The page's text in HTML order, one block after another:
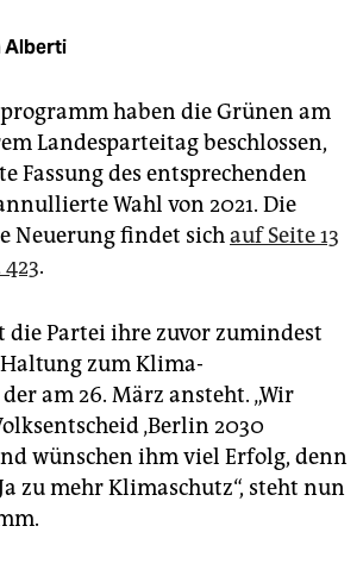
Alberti
haben die Grünen am
Landesparteitag beschlossen,
Fassung des entsprechenden
Wahl von 2021. Die
Neuerung findet sichauf Seite 13
.
Partei ihre zuvor zumindest
zum Klima-
am 26. März ansteht. „Wir
‚Berlin 2030
wünschen ihm viel Erfolg, denn
zu mehr Klimaschutz“, steht nun